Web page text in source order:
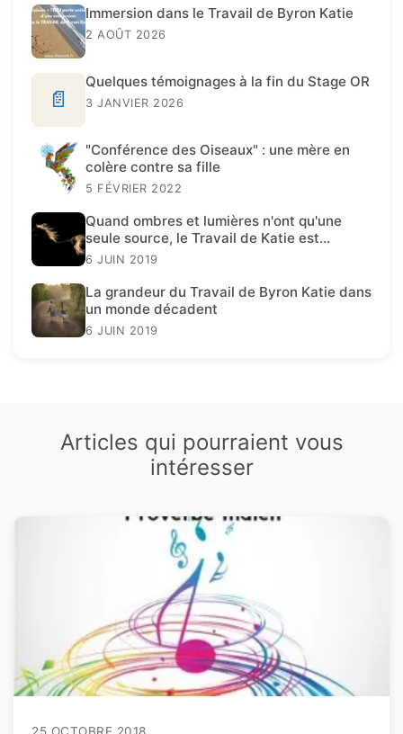
Immersion dans le Travail de Byron Katie
2 AOÛT 2026
📄
Quelques témoignages à la fin du Stage OR
3 JANVIER 2026
"Conférence des Oiseaux" : une mère en
colère contre sa fille
5 FÉVRIER 2022
Quand ombres et lumières n'ont qu'une
seule source, le Travail de Katie est
présent.
6 JUIN 2019
La grandeur du Travail de Byron Katie dans
un monde décadent
6 JUIN 2019
Articles qui pourraient vous
intéresser